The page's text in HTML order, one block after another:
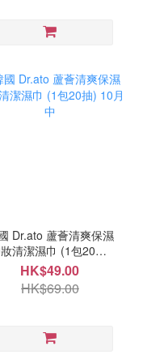
Dr.ato 蘆薈清爽保濕
清潔濕巾 (1包20抽)
10月中
HK$49.00
HK$69.00